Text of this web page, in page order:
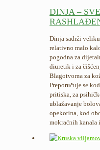
DINJA –
Dinja sadrži
relativno malo
pogodna za
diuretik i za
Blagotvorna za
Preporučuje se
pritiska, za
ublažavanje
opekotina, kod
mokraćnih kanala